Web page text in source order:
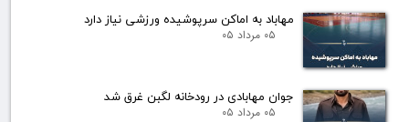
مهاباد به اماکن سرپوشیده ورزشی نیاز دارد
۰۵ مرداد ۰۵
جوان مهابادی در رودخانه لگبن غرق شد
۰۵ مرداد ۰۵